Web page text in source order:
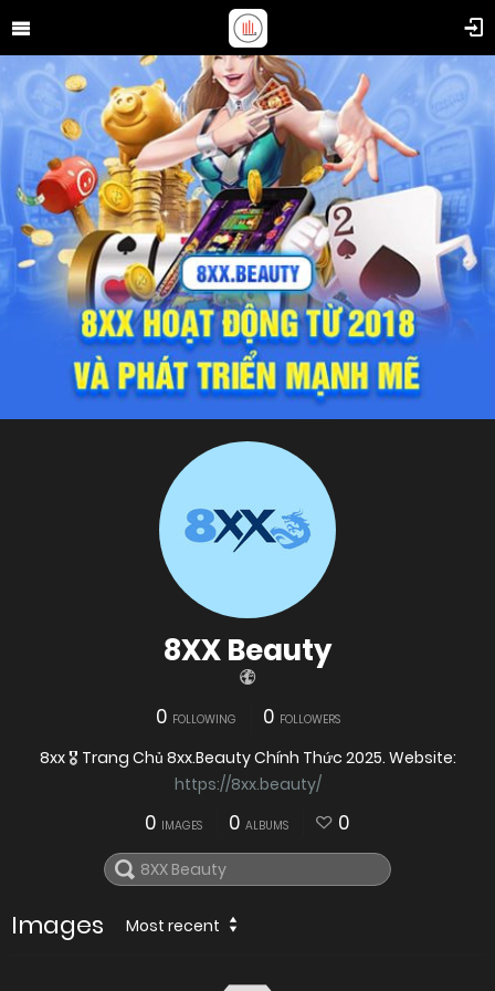
8XX Beauty
0 FOLLOWING 0 FOLLOWERS
8xx 🎖️ Trang Chủ 8xx.Beauty Chính Thức 2025. Website:
https://8xx.beauty/
0 IMAGES 0 ALBUMS 0
Images Most recent